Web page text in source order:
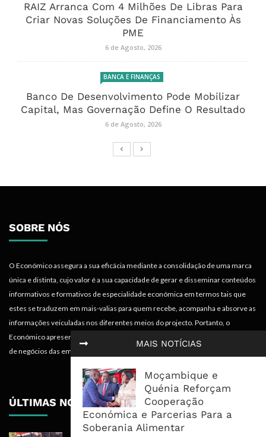
MAIS NOTÍCIAS
Moçambique e
Quénia Reforçam
Cooperação
Económica e Parcerias Para a
Soberania Alimentar
RAIZ Arranca Com 4 Milhões De Libras Para
Criar Novas Soluções De Financiamento Às
PME
6 de Agosto, 2026
BANCA E FINANÇAS
Banco De Desenvolvimento Pode Mobilizar
Capital, Mas Governação Define O Resultado
6 de Agosto, 2026
SOBRE NÓS
O Económico assegura a sua eficácia mediante a consolidação de uma marca
única e distinta, cujo valor é a sua capacidade de gerar e disseminar conteúdos
informativos e formativos de especialidade económica em termos tais que
estes se traduzem em mais-valias para quem recebe, acompanha e absorve as
informações veiculadas nos diferentes meios do projecto. Portanto, o
Económico apresenta valências importantes para os objectivos institucionais e
de negócios das empresas.
ÚLTIMAS NOTÍCIAS